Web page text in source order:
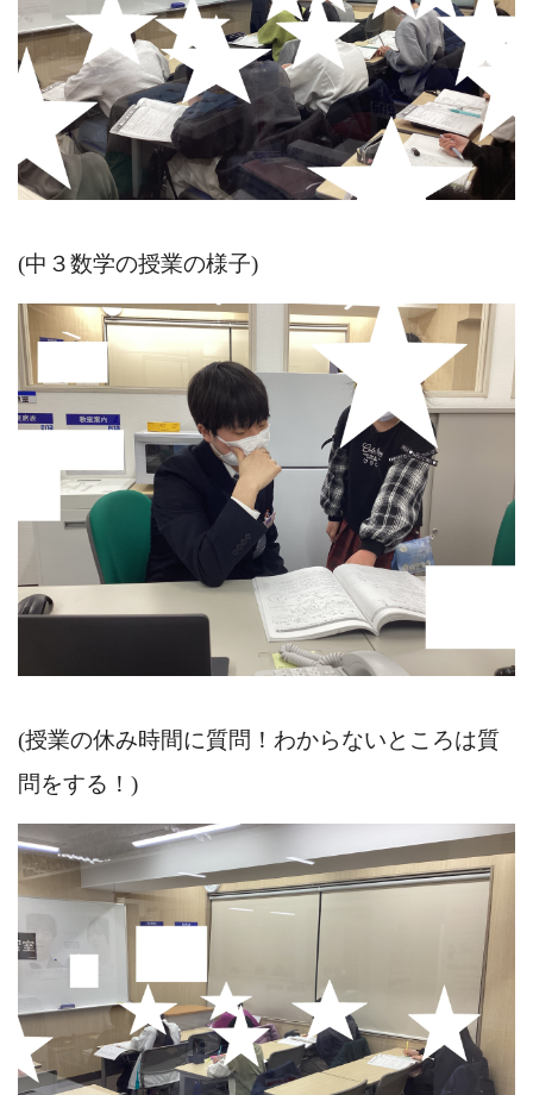
(中３数学の授業の様子)
(授業の休み時間に質問！わからないところは質
問をする！)